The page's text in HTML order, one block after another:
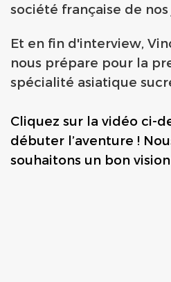
société française de nos
Et en fin d'interview,
nous prépare pour la
spécialité asiatique
Cliquez sur la vidéo ci-
débuter l’aventure !
souhaitons un bon